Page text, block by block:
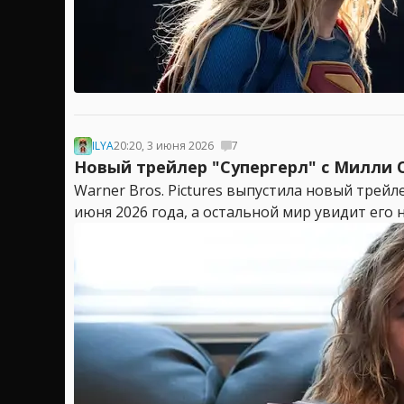
ILYA20:20, 3 июня 2026 7
Новый трейлер "Супергерл" с Милли
Warner Bros. Pictures выпустила новый
июня 2026 года, а остальной мир увидит